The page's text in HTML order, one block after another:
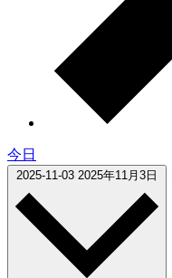
今日
2025-11-03 2025年11月3日